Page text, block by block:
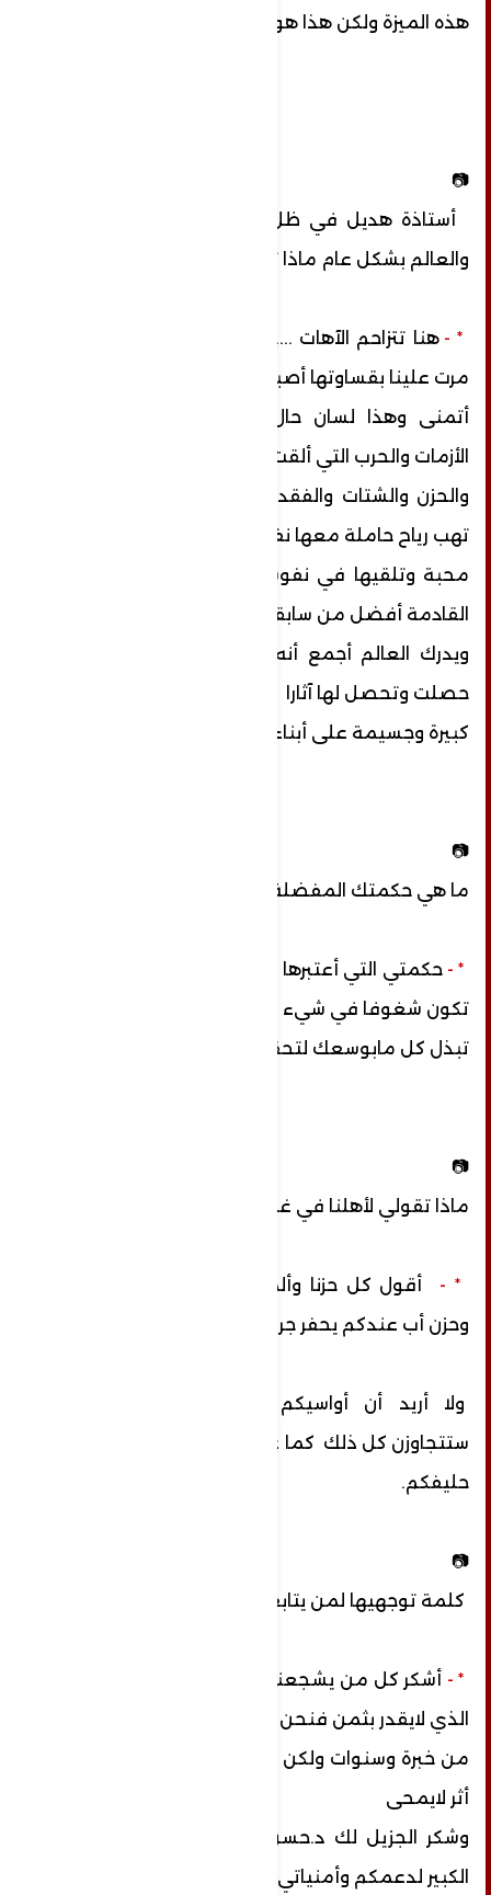
هذه الميزة ولكن هذا هو سر الجمال برأيي.
📷
أستاذة هديل في ظل ماتمر به بلادنا خاصة
والعالم بشكل عام ماذا تودي قوله ؟
* - هنا تتزاحم الآهات ....بعد هذه السنوات التي
مرت علينا بقساوتها أصبحت
أتمنى وهذا لسان حال كل من عايش هذه
الأزمات والحرب التي ألقت علينا الألم
والحزن والشتات والفقد وكل شيء ...أتمنى أن
تهب رياح حاملة معها نفحات
محبة وتلقيها في نفوس الجميع لتكون الأيام
القادمة أفضل من سابقتها ...
ويدرك العالم أجمع أنه كل هذه الكوارث التي
حصلت وتحصل لها آثارا
كبيرة وجسيمة على أبناءنا والأجيال القادمة ..
📷
ما هي حكمتك المفضلة ؟
* - حكمتي التي أعتبرها مبدأ في حياتي هي : أن
تكون شغوفا في شيء عليك أن
تبذل كل مابوسعك لتحقيقه .
📷
ماذا تقولي لأهلنا في غزة؟
* - أقول كلحزنا وألما
وحزن أب عندكم يحفر جروح في قلوب السوريين
ولا أريد أن أواسيكم بل على يقين
ستتجاوزن كل ذلك كما عهدناكم والنصر
حليفكم.
📷
كلمة توجهيها لمن يتابعك؟
* - أشكر كل من يشجعني ومحبتكم هي الرصيد
الذي لايقدر بثمن فنحن مهما اكتسبنا
من خبرة وسنوات ولكن تبقى الكلمة الطيبة لها
أثر لايمحى
وشكر الجزيل لك د.حسن ولموقعكم وامتناني
الكبير لدعمكم وأمنياتي بوافر